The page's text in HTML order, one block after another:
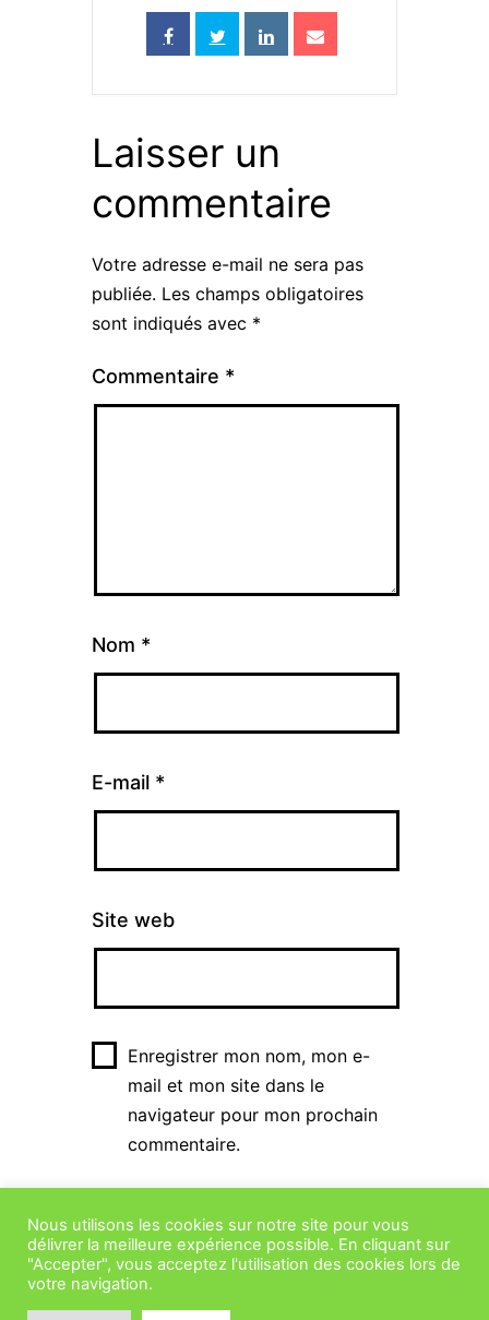
Laisser un
commentaire
Votre adresse e-mail ne sera pas
publiée. Les champs obligatoires
sont indiqués avec *
Commentaire *
Nom *
E-mail *
Site web
Enregistrer mon nom, mon e-
mail et mon site dans le
navigateur pour mon prochain
commentaire.
Nous utilisons les cookies sur notre site pour vous
délivrer la meilleure expérience possible. En cliquant sur
"Accepter", vous acceptez l'utilisation des cookies lors de
votre navigation.